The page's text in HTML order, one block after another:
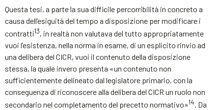
Questa tesi, a parte la sua difficile percorribilità in concreto a
causa dell’esiguità del tempo a disposizione per modificare i
contratti13, in realtà non valutava del tutto appropriatamente
vuoi l’esistenza, nella norma in esame, di un esplicito rinvio ad
una delibera del CICR, vuoi il contenuto della disposizione
stessa, la quale invero presenta «un contenuto non
sufficientemente delineato dal legislatore primario, con la
conseguenza di riconoscere alla delibera del CICR un ruolo non
secondario nel completamento del precetto normativo»14. Da